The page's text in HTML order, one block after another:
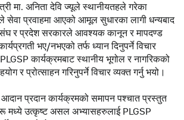
मा. अनिता देवि ज्यूले स्थानीयतहले गरेका
प्रवाहमा आएको आमूल सुधारका लागी धन्यबाद
संघ र प्रदेश सरकारले आवश्यक कानून र मापदण्ड
भए/नभएको तर्फ ध्यान दिनुपर्ने विचार
कार्यक्रमबाट स्थानीय भूगोल र नागरिकको
र प्रोत्साहन गरिनुपर्ने विचार व्यक्त गर्नु भयो।
प्रदान कार्यक्रमको समापन पश्चात प्रस्तुत
मध्ये उत्कृष्ट असल अभ्यासहरुलाई PLGSP